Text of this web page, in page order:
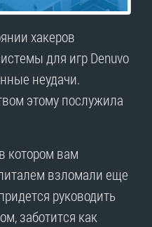
хакеров
для игр Denuvo
неудачи.
этому послужила
котором вам
взломали еще
руководить
заботится как